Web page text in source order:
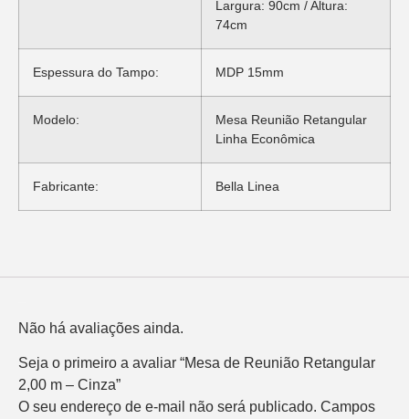
Largura: 90cm / Altura:
74cm
Espessura do Tampo: MDP 15mm
Modelo:
Mesa Reunião Retangular
Linha Econômica
Fabricante: Bella Linea
Não há avaliações ainda.
Seja o primeiro a avaliar “Mesa de Reunião Retangular
2,00 m – Cinza”
O seu endereço de e-mail não será publicado. Campos